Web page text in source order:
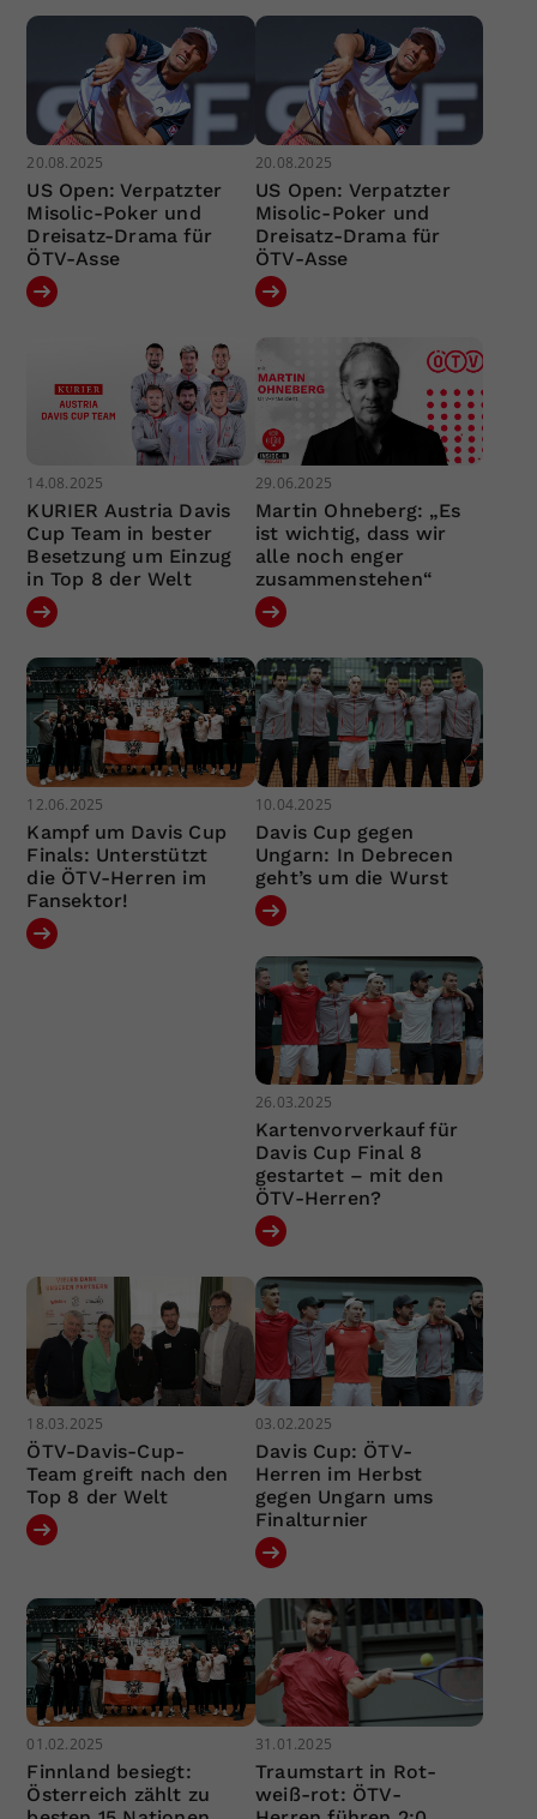
20.08.2025
US Open: Verpatzter
Misolic-Poker und
Dreisatz-Drama für
ÖTV-Asse
20.08.2025
US Open: Verpatzter
Misolic-Poker und
Dreisatz-Drama für
ÖTV-Asse
14.08.2025
KURIER Austria Davis
Cup Team in bester
Besetzung um Einzug
in Top 8 der Welt
29.06.2025
Martin Ohneberg: „Es
ist wichtig, dass wir
alle noch enger
zusammenstehen“
12.06.2025
Kampf um Davis Cup
Finals: Unterstützt
die ÖTV-Herren im
Fansektor!
10.04.2025
Davis Cup gegen
Ungarn: In Debrecen
geht’s um die Wurst
26.03.2025
Kartenvorverkauf für
Davis Cup Final 8
gestartet – mit den
ÖTV-Herren?
18.03.2025
ÖTV-Davis-Cup-
Team greift nach den
Top 8 der Welt
03.02.2025
Davis Cup: ÖTV-
Herren im Herbst
gegen Ungarn ums
Finalturnier
01.02.2025
Finnland besiegt:
Österreich zählt zu
31.01.2025
Traumstart in Rot-
weiß-rot: ÖTV-